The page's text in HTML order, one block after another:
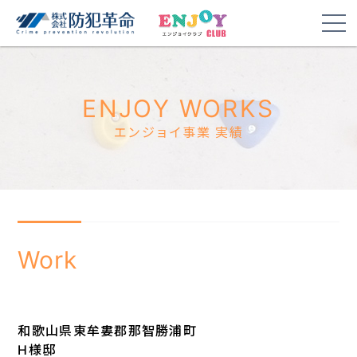
ENJOY WORKS
エンジョイ事業 実績
Work
和歌山県東牟婁郡那智勝浦町
H様邸